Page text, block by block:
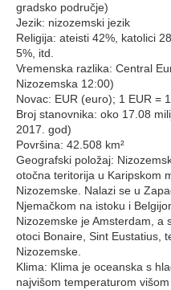
gradsko područje)
Jezik: nizozemski jezik
Religija: ateisti 42%, katolici
5%, itd.
Vremenska razlika: Central
Nizozemska 12:00)
Novac: EUR (euro); 1 EUR =
Broj stanovnika: oko 17.08
2017. god)
Površina: 42.508 km²
Geografski položaj:
otočna teritorija u Karipskom
Nizozemske. Nalazi se u
Njemačkom na istoku i
Nizozemske je Amsterdam, a
otoci Bonaire, Sint Eustatius,
Nizozemske.
Klima: Klima je oceanska s
najvišom temperaturom